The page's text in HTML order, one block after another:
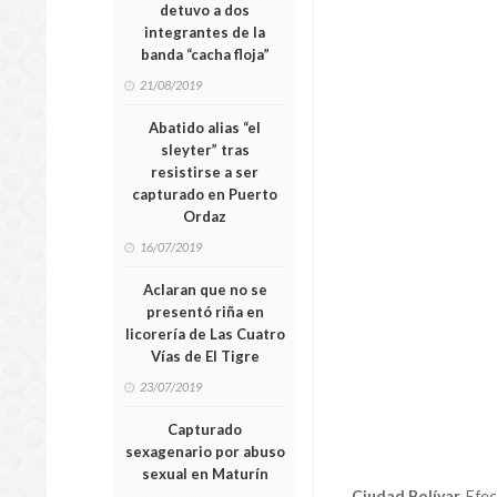
detuvo a dos
integrantes de la
banda “cacha floja”
21/08/2019
Abatido alias “el
sleyter” tras
resistirse a ser
capturado en Puerto
Ordaz
16/07/2019
Aclaran que no se
presentó riña en
licorería de Las Cuatro
Vías de El Tigre
23/07/2019
Capturado
sexagenario por abuso
sexual en Maturín